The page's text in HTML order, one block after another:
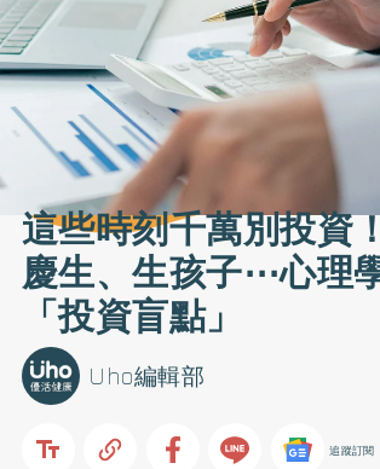
這些時刻千萬別投資
慶生、生孩子⋯心理
「投資盲點」
Uho編輯部
追蹤訂閱